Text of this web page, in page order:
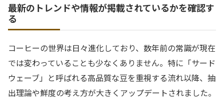
最新のトレンドや情報が掲載されているかを確認す
る
コーヒーの世界は日々進化しており、数年前の常識が現在
では変わっていることも少なくありません。特に「サード
ウェーブ」と呼ばれる高品質な豆を重視する流れ以降、抽
出理論や鮮度の考え方が大きくアップデートされました。